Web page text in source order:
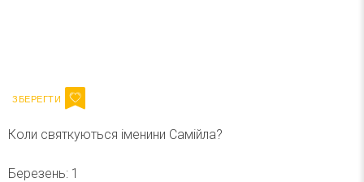
Коли святкуються іменини Самійла?
Березень: 1